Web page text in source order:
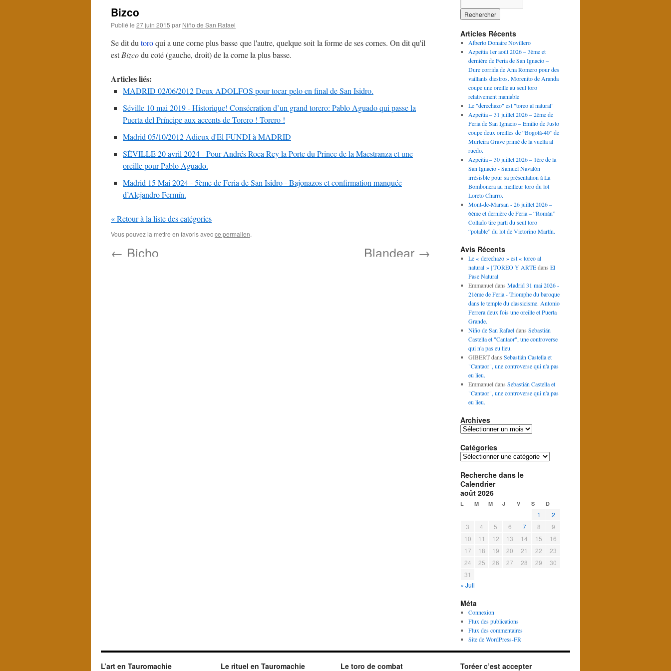
Bizco
Publié le 27 juin 2015 par Niño de San Rafael
Se dit du toroqui a une corne plus basse que l'autre, quelque soit la forme de ses cornes. On dit qu'il
estBizcodu coté (gauche, droit) de la corne la plus basse.
Articles liés:
MADRID 02/06/2012 Deux ADOLFOS pour tocar pelo en final de San Isidro.
Séville 10 mai 2019 - Historique! Consécration d’un grand torero: Pablo Aguado qui passe la
Puerta del Príncipe aux accents de Torero ! Torero !
Madrid 05/10/2012 Adieux d'El FUNDI à MADRID
SÉVILLE 20 avril 2024 - Pour Andrés Roca Rey la Porte du Prince de la Maestranza et une
oreille pour Pablo Aguado.
Madrid 15 Mai 2024 - 5ème de Feria de San Isidro - Bajonazos et confirmation manquée
d’Alejandro Fermín.
« Retour à la liste des catégories
Vous pouvez la mettre en favoris avecce permalien.
← Bicho Blandear →
Articles Récents
Alberto Donaire Novillero
Azpeitia 1er août 2026 – 3ème et
dernière de Feria de San Ignacio –
Dure corrida de Ana Romero pour des
vaillants diestros. Morenito de Aranda
coupe une oreille au seul toro
relativement maniable
Le "derechazo" est "toreo al natural"
Azpeitia – 31 juillet 2026 – 2ème de
Feria de San Ignacio – Emilio de Justo
coupe deux oreilles de “Bogotá-40” de
Murteira Grave primé de la vuelta al
ruedo.
Azpeitia – 30 juillet 2026 – 1ère de la
San Ignacio - Samuel Navalón
irrésisble pour sa présentation à La
Bombonera au meilleur toro du lot
Loreto Charro.
Mont-de-Marsan - 26 juillet 2026 –
6ème et dernière de Feria – “Román”
Collado tire parti du seul toro
“potable” du lot de Victorino Martín.
Avis Récents
Le « derechazo » est « toreo al
natural » | TOREO Y ARTEdans El
Pase Natural
Emmanueldans Madrid 31 mai 2026 -
21ème de Feria - Triomphe du baroque
dans le temple du classicisme. Antonio
Ferrera deux fois une oreille et Puerta
Grande.
Niño de San Rafaeldans Sebastián
Castella et "Cantaor", une controverse
qui n'a pas eu lieu.
GIBERTdans Sebastián Castella et
"Cantaor", une controverse qui n'a pas
eu lieu.
Emmanueldans Sebastián Castella et
"Cantaor", une controverse qui n'a pas
eu lieu.
Archives
Archives
Catégories
Catégories
Recherche dans le
Calendrier
août 2026
L M M J V S D
1
2
3
4 5 6 7 8
9
10
11 12 13 14 15
16
17
18 19 20 21 22
23
24
25 26 27 28 29
30
31
« Juil
Méta
Connexion
Flux des publications
Flux des commentaires
Site de WordPress-FR
L’art en Tauromachie Le rituel en Tauromachie Le toro de combat
Toréer c’est accepter